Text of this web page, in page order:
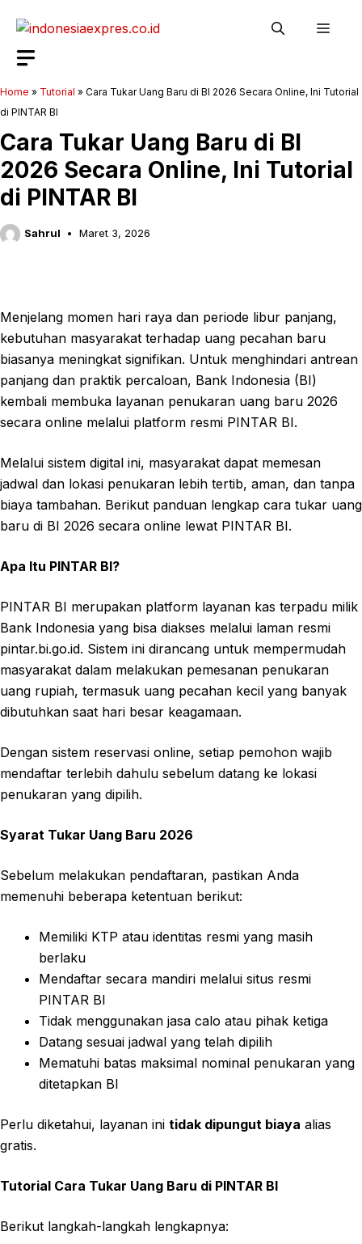
Home » Tutorial » Cara Tukar Uang Baru di BI 2026 Secara Online, Ini Tutorial
di PINTAR BI
Cara Tukar Uang Baru di BI
2026 Secara Online, Ini Tutorial
di PINTAR BI
Sahrul Maret 3, 2026
Menjelang momen hari raya dan periode libur panjang,
kebutuhan masyarakat terhadap uang pecahan baru
biasanya meningkat signifikan. Untuk menghindari antrean
panjang dan praktik percaloan, Bank Indonesia (BI)
kembali membuka layanan penukaran uang baru 2026
secara online melalui platform resmi PINTAR BI.
Melalui sistem digital ini, masyarakat dapat memesan
jadwal dan lokasi penukaran lebih tertib, aman, dan tanpa
biaya tambahan. Berikut panduan lengkap cara tukar uang
baru di BI 2026 secara online lewat PINTAR BI.
Apa Itu PINTAR BI?
PINTAR BI merupakan platform layanan kas terpadu milik
Bank Indonesia yang bisa diakses melalui laman resmi
pintar.bi.go.id. Sistem ini dirancang untuk mempermudah
masyarakat dalam melakukan pemesanan penukaran
uang rupiah, termasuk uang pecahan kecil yang banyak
dibutuhkan saat hari besar keagamaan.
Dengan sistem reservasi online, setiap pemohon wajib
mendaftar terlebih dahulu sebelum datang ke lokasi
penukaran yang dipilih.
Syarat Tukar Uang Baru 2026
Sebelum melakukan pendaftaran, pastikan Anda
memenuhi beberapa ketentuan berikut:
Memiliki KTP atau identitas resmi yang masih
berlaku
Mendaftar secara mandiri melalui situs resmi
PINTAR BI
Tidak menggunakan jasa calo atau pihak ketiga
Datang sesuai jadwal yang telah dipilih
Mematuhi batas maksimal nominal penukaran yang
ditetapkan BI
Perlu diketahui, layanan ini tidak dipungut biaya alias
gratis.
Tutorial Cara Tukar Uang Baru di PINTAR BI
Berikut langkah-langkah lengkapnya: